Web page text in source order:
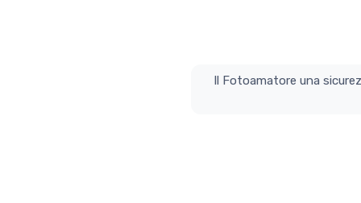
Il Fotoamatore una